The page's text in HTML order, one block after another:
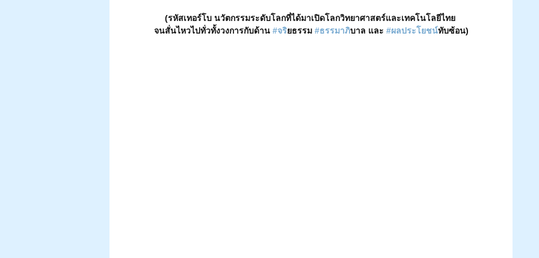
(รหัสเทอร์โบ นวัตกรรมระดับโลกที่ได้มาเปิดโลกวิทยาศาสตร์และเทคโนโลยีไทย
จนสั่นไหวไปทั่วทั้งวงการกับด้าน #จริยธรรม #ธรรมาภิบาล และ #ผลประโยชน์ทับซ้อน)